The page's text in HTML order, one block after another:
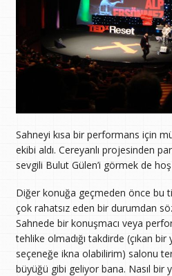
Sahneyi kısa bir performans için
ekibi aldı. Cereyanlı projesinden
sevgili Bulut Gülen’i görmek de
Diğer konuğa geçmeden önce bu
çok rahatsız eden bir durumdan
Sahnede bir konuşmacı veya
tehlike olmadığı takdirde (çıkan
seçeneğe ikna olabilirim) salonu
büyüğü gibi geliyor bana. Nasıl bir